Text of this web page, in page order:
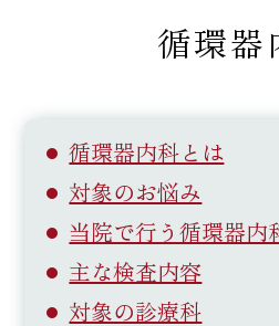
循環器
循環器内科とは
対象のお悩み
当院で行う循環器内
主な検査内容
対象の診療科